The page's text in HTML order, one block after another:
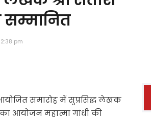
pm
समारोह में सुप्रसिद्ध लेखक
आयोजन महात्मा गांधी की